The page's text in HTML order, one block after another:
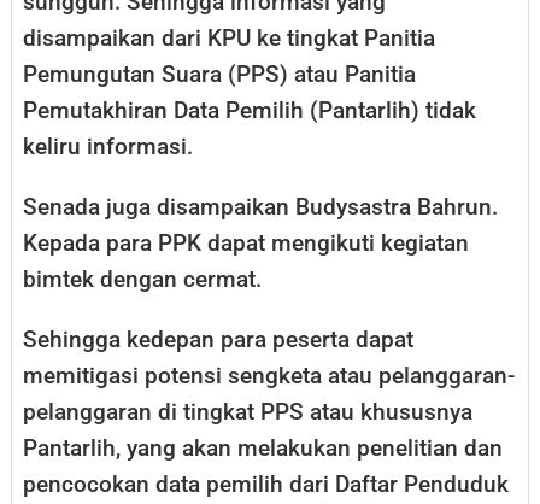
disampaikan dari KPU ke tingkat Panitia
Pemungutan Suara (PPS) atau Panitia
Pemutakhiran Data Pemilih (Pantarlih) tidak
keliru informasi.
Senada juga disampaikan Budysastra Bahrun.
Kepada para PPK dapat mengikuti kegiatan
bimtek dengan cermat.
Sehingga kedepan para peserta dapat
memitigasi potensi sengketa atau pelanggaran-
pelanggaran di tingkat PPS atau khususnya
Pantarlih, yang akan melakukan penelitian dan
pencocokan data pemilih dari Daftar Penduduk